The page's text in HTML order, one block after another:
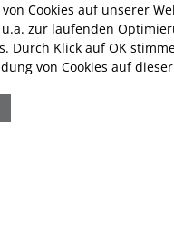
des Anbieters:
Cookies auf unserer
zur laufenden
Durch Klick auf OK
von Cookies auf